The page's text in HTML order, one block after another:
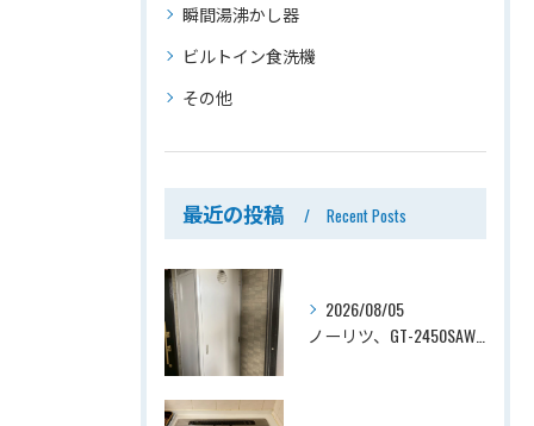
瞬間湯沸かし器
ビルトイン食洗機
その他
最近の投稿 Recent Posts
2026/08/05
ノーリツ、GT-2450SAWX-TB→ノーリツ、GT-2470SAW-TB-1 BL 、24号、オート、PS扉内後方排気、給湯器交換工事ー埼玉県さいたま市南区鹿手袋